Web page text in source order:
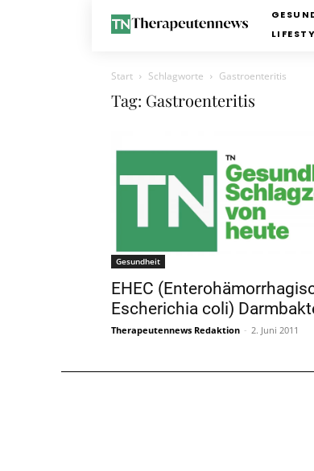
Start Schlagworte Gastroenteritis
Tag: Gastroenteritis
Gesundheit
EHEC
Escherichia coli)
Therapeutennews Redaktion - 2. Juni 2011